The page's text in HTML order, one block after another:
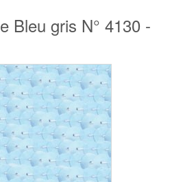
Bleu gris N° 4130 -